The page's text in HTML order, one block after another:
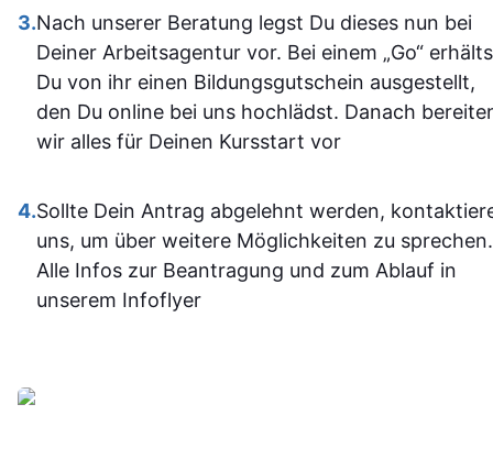
Sehr empfehlenswert! 👍
einiges
und fühle
im
jetzt
sicherer.
3.Nach unserer Beratung legst Du dieses nun bei
Deiner Arbeitsagentur vor. Bei einem „Go“
Du von ihr einen Bildungsgutschein ausgestellt,
den Du online bei uns hochlädst. Danach
wir alles für Deinen Kursstart vor
4.Sollte Dein Antrag abgelehnt werden,
uns, um über weitere Möglichkeiten zu sprechen.
Alle Infos zur Beantragung und zum Ablauf in
unserem Infoflyer